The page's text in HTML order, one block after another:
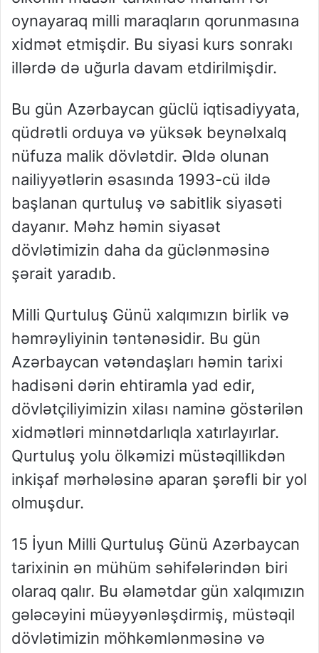
oynayaraq milli maraqların qorunmasına
xidmət etmişdir. Bu siyasi kurs sonrakı
illərdə də uğurla davam etdirilmişdir.
Bu gün Azərbaycan güclü iqtisadiyyata,
qüdrətli orduya və yüksək beynəlxalq
nüfuza malik dövlətdir. Əldə olunan
nailiyyətlərin əsasında 1993-cü ildə
başlanan qurtuluş və sabitlik siyasəti
dayanır. Məhz həmin siyasət
dövlətimizin daha da güclənməsinə
şərait yaradıb.
Milli Qurtuluş Günü xalqımızın birlik və
həmrəyliyinin təntənəsidir. Bu gün
Azərbaycan vətəndaşları həmin tarixi
hadisəni dərin ehtiramla yad edir,
dövlətçiliyimizin xilası naminə göstərilən
xidmətləri minnətdarlıqla xatırlayırlar.
Qurtuluş yolu ölkəmizi müstəqillikdən
inkişaf mərhələsinə aparan şərəfli bir yol
olmuşdur.
15 İyun Milli Qurtuluş Günü Azərbaycan
tarixinin ən mühüm səhifələrindən biri
olaraq qalır. Bu əlamətdar gün xalqımızın
gələcəyini müəyyənləşdirmiş, müstəqil
dövlətimizin möhkəmlənməsinə və